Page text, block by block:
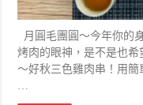
月圓毛團圓～今年你的
烤肉的眼神，是不是也
～好秋三色雞肉串！用
…